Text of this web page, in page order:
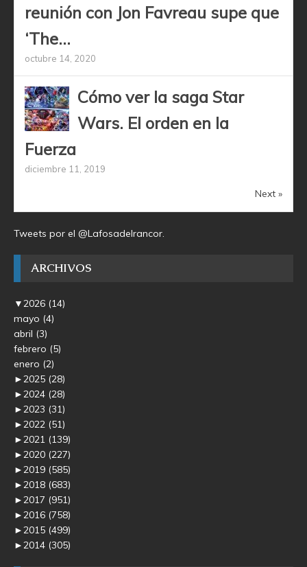
reunión con Jon Favreau supe que
‘The...
octubre 14, 2020
Cómo ver la saga Star
Wars. El orden en la
Fuerza
diciembre 11, 2019
Next »
Tweets por el @Lafosadelrancor.
ARCHIVOS
▼2026 (14)
mayo (4)
abril (3)
febrero (5)
enero (2)
►2025 (28)
►2024 (28)
►2023 (31)
►2022 (51)
►2021 (139)
►2020 (227)
►2019 (585)
►2018 (683)
►2017 (951)
►2016 (758)
►2015 (499)
►2014 (305)